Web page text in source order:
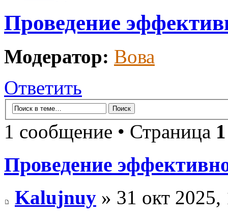
Проведение
Модератор: Вова
Ответить
1 сообщение • Страница 1
Проведение
Kalujnuy » 31 окт 2025,